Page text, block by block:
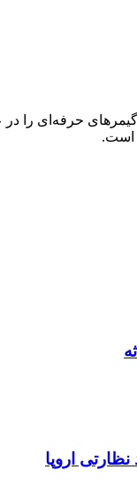
حرفه‌ای را
است.